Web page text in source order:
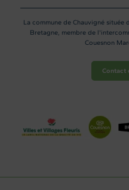
La commune de Chauvigné
Bretagne, membre de
Couesnon
Contact